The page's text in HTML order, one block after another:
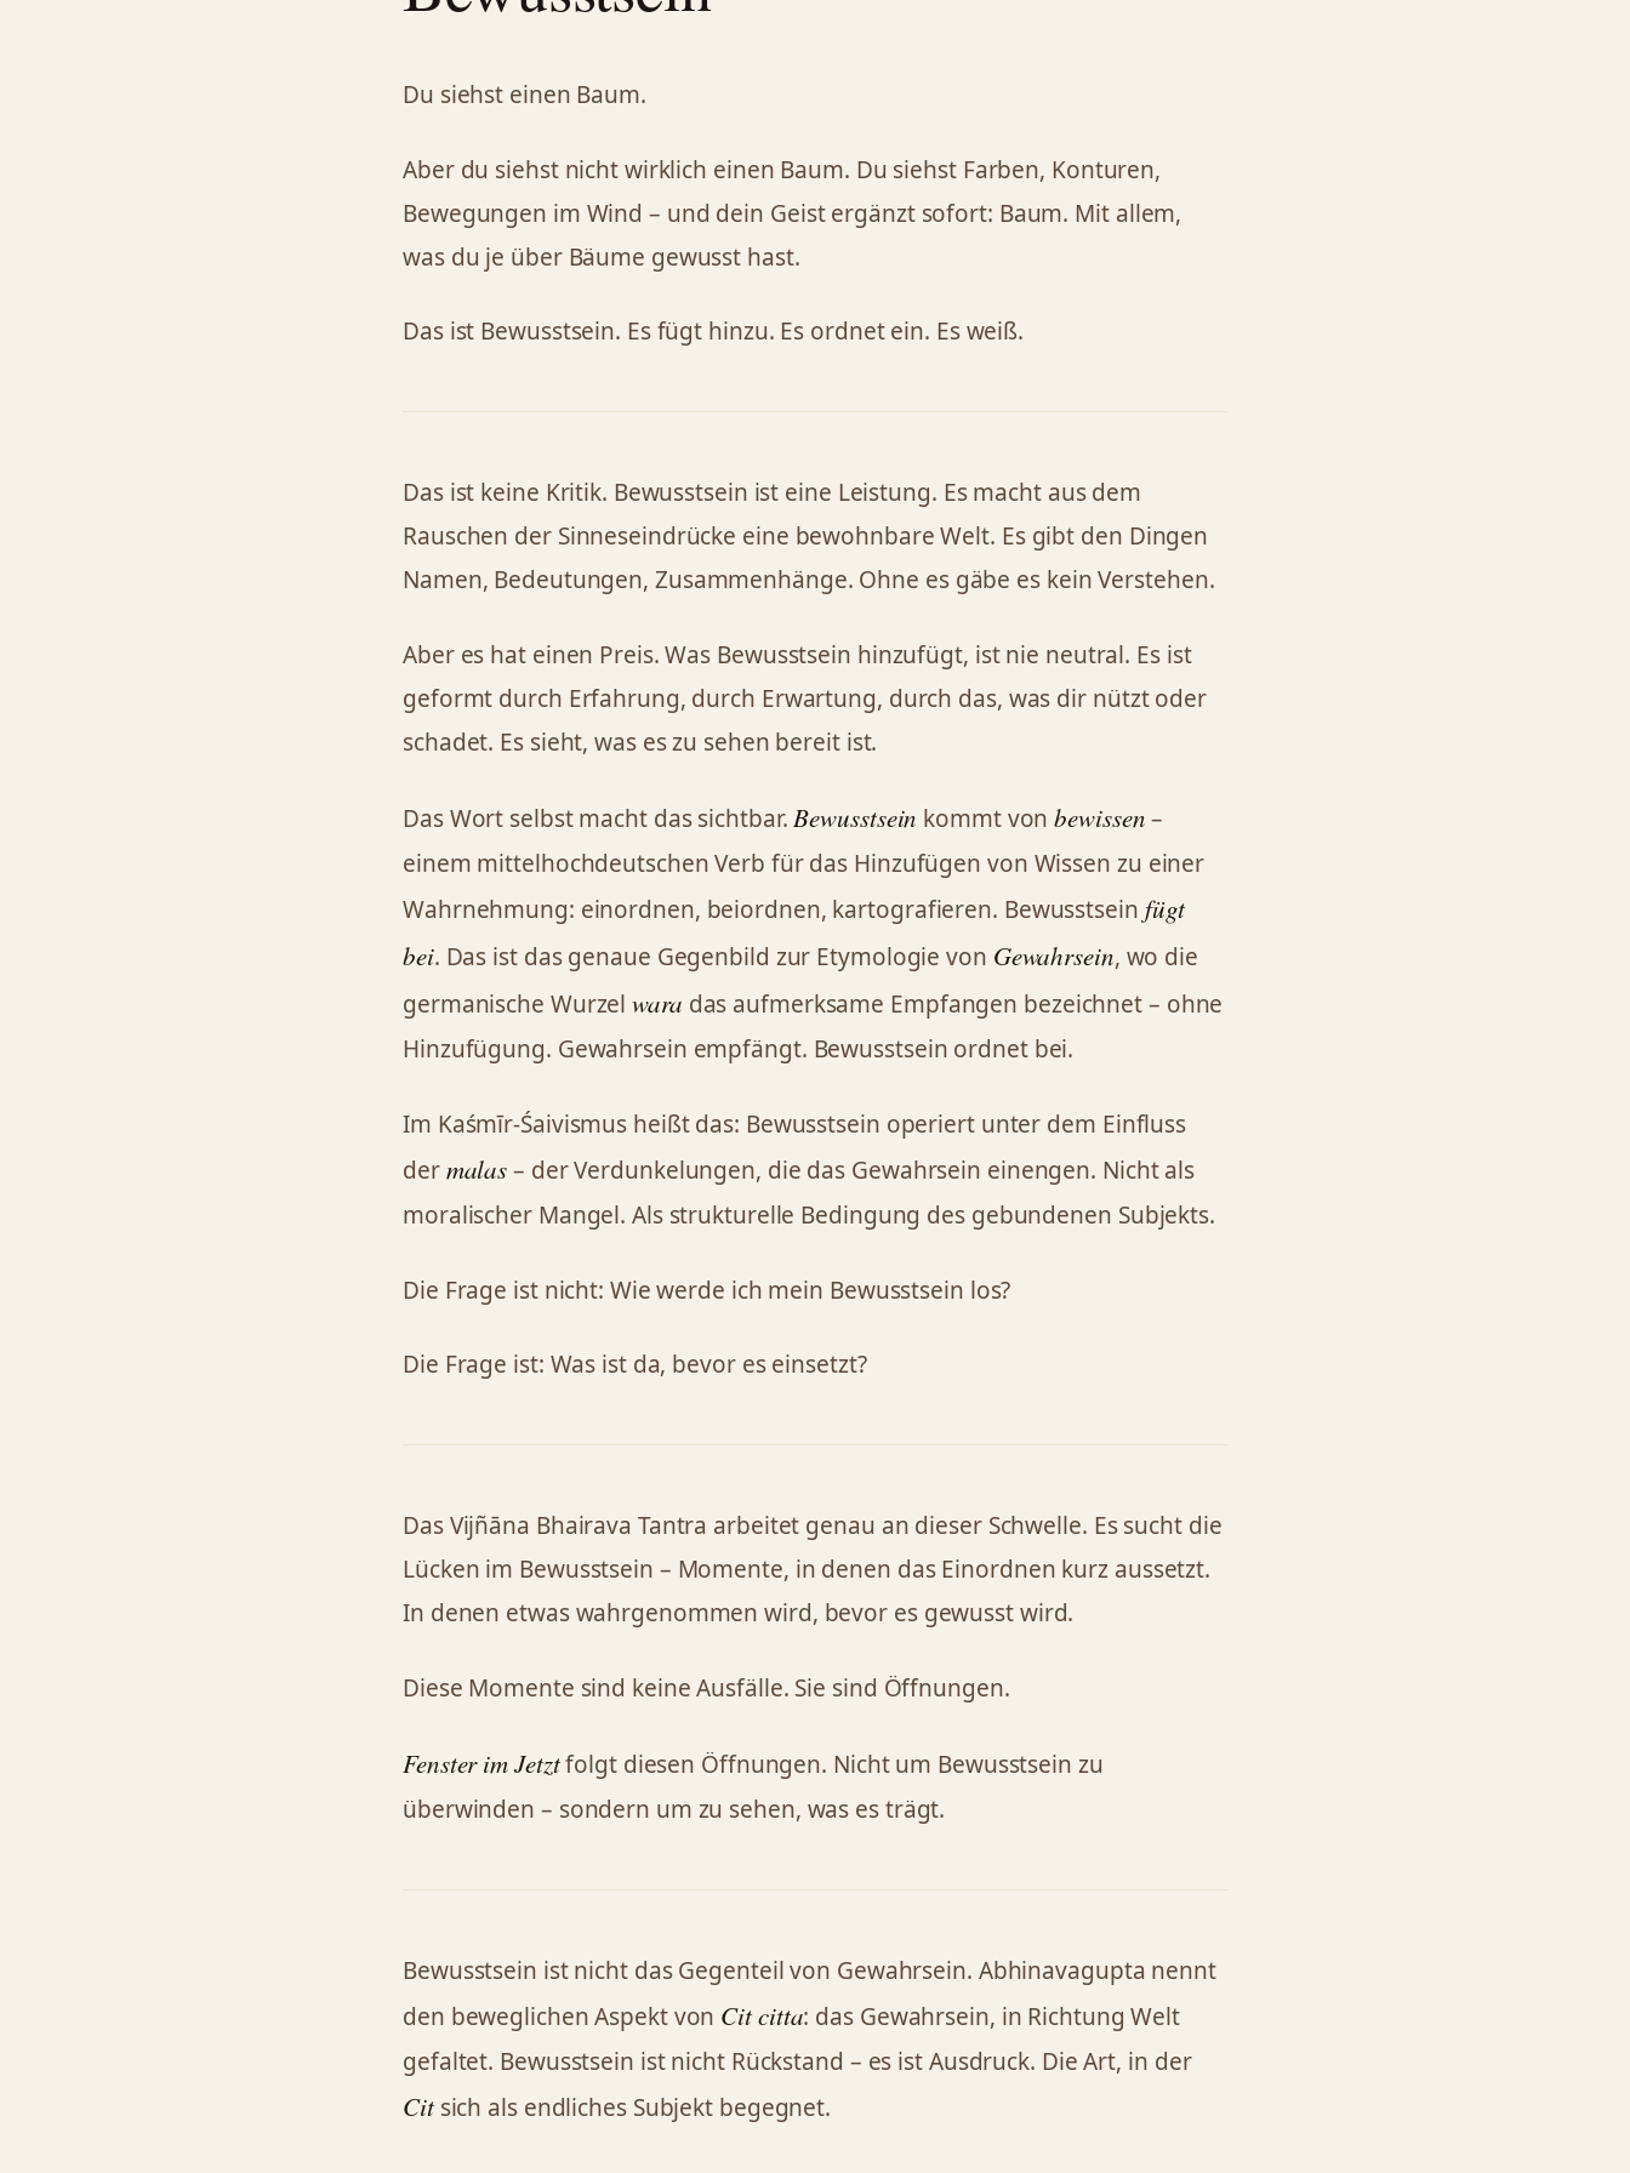
Du siehst einen Baum.
Aber du siehst nicht wirklich einen Baum. Du siehst Farben, Konturen,
Bewegungen im Wind – und dein Geist ergänzt sofort: Baum. Mit allem,
was du je über Bäume gewusst hast.
Das ist Bewusstsein. Es fügt hinzu. Es ordnet ein. Es weiß.
Das ist keine Kritik. Bewusstsein ist eine Leistung. Es macht aus dem
Rauschen der Sinneseindrücke eine bewohnbare Welt. Es gibt den Dingen
Namen, Bedeutungen, Zusammenhänge. Ohne es gäbe es kein Verstehen.
Aber es hat einen Preis. Was Bewusstsein hinzufügt, ist nie neutral. Es ist
geformt durch Erfahrung, durch Erwartung, durch das, was dir nützt oder
schadet. Es sieht, was es zu sehen bereit ist.
Das Wort selbst macht das sichtbar.Bewusstsein kommt vonbewissen–
einem mittelhochdeutschen Verb für das Hinzufügen von Wissen zu einer
Wahrnehmung: einordnen, beiordnen, kartografieren. Bewusstsein fügt
bei. Das ist das genaue Gegenbild zur Etymologie von Gewahrsein, wo die
germanische Wurzelwara das aufmerksame Empfangen bezeichnet – ohne
Hinzufügung. Gewahrsein empfängt. Bewusstsein ordnet bei.
Im Kaśmīr-Śaivismus heißt das: Bewusstsein operiert unter dem Einfluss
dermalas– der Verdunkelungen, die das Gewahrsein einengen. Nicht als
moralischer Mangel. Als strukturelle Bedingung des gebundenen Subjekts.
Die Frage ist nicht: Wie werde ich mein Bewusstsein los?
Die Frage ist: Was ist da, bevor es einsetzt?
Das Vijñāna Bhairava Tantra arbeitet genau an dieser Schwelle. Es sucht die
Lücken im Bewusstsein – Momente, in denen das Einordnen kurz aussetzt.
In denen etwas wahrgenommen wird, bevor es gewusst wird.
Diese Momente sind keine Ausfälle. Sie sind Öffnungen.
Fenster im Jetztfolgt diesen Öffnungen. Nicht um Bewusstsein zu
überwinden – sondern um zu sehen, was es trägt.
Bewusstsein ist nicht das Gegenteil von Gewahrsein. Abhinavagupta nennt
den beweglichen Aspekt von Citcitta: das Gewahrsein, in Richtung Welt
gefaltet. Bewusstsein ist nicht Rückstand – es ist Ausdruck. Die Art, in der
Citsich als endliches Subjekt begegnet.